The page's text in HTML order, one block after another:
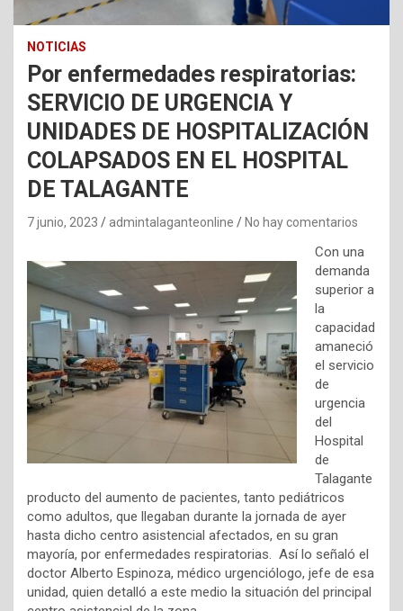
NOTICIAS
Por enfermedades respiratorias:
SERVICIO DE URGENCIA Y
UNIDADES DE HOSPITALIZACIÓN
COLAPSADOS EN EL HOSPITAL
DE TALAGANTE
7 junio, 2023 admintalaganteonline No hay comentarios
Con una
demanda
superior a
la
capacidad
amaneció
el servicio
de
urgencia
del
Hospital
de
Talagante
producto del aumento de pacientes, tanto pediátricos
como adultos, que llegaban durante la jornada de ayer
hasta dicho centro asistencial afectados, en su gran
mayoría, por enfermedades respiratorias. Así lo señaló el
doctor Alberto Espinoza, médico urgenciólogo, jefe de esa
unidad, quien detalló a este medio la situación del principal